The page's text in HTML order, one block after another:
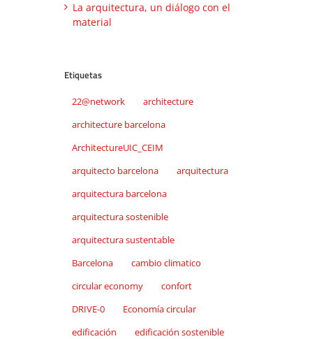
La arquitectura, un diálogo con el
material
Etiquetas
22@network
architecture
architecture barcelona
ArchitectureUIC_CEIM
arquitecto barcelona
arquitectura
arquitectura barcelona
arquitectura sostenible
arquitectura sustentable
Barcelona
cambio climatico
circular economy
confort
DRIVE-0
Economía circular
edificación
edificación sostenible